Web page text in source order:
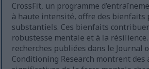
CrossFit, un programme
à haute intensité, offre des bienfaits
substantiels. Ces bienfaits
robustesse mentale et à la résilience.
recherches publiées dans le Journal
Conditioning Research montrent